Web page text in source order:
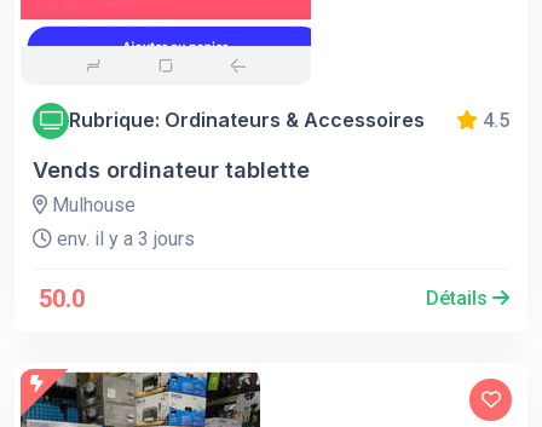
Rubrique: Ordinateurs & Accessoires 4.5
Vends ordinateur tablette
Mulhouse
env. il y a 3 jours
50.0 Détails